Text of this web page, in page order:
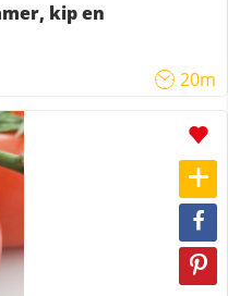
kip en
20m